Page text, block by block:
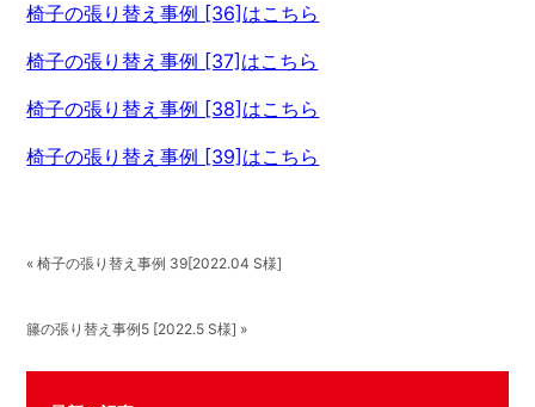
椅子の張り替え事例 [36]はこちら
椅子の張り替え事例 [37]はこちら
椅子の張り替え事例 [38]はこちら
椅子の張り替え事例 [39]はこちら
« 椅子の張り替え事例 39[2022.04 S様]
籐の張り替え事例5 [2022.5 S様] »